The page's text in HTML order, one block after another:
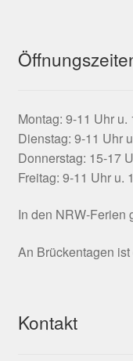
Montag: 9-11 Uhr u.
Dienstag: 9-11 Uhr
Donnerstag: 15-17
Freitag: 9-11 Uhr u.
In den NRW-Ferien
An Brückentagen
Kontakt